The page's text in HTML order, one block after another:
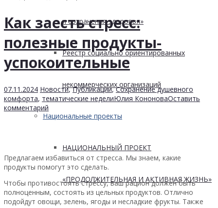
и сохранения здоровья»
Реестр социально ориентированных
некоммерческих организаций
Национальные проекты
НАЦИОНАЛЬНЫЙ ПРОЕКТ
«ПРОДОЛЖИТЕЛЬНАЯ И АКТИВНАЯ ЖИЗНЬ»
Как заесть стресс:
полезные продукты-
успокоительные
07.11.2024 Новости,Публикации,Сохранение душевного
комфорта, тематические неделиЮлия КононоваОставить
комментарий
Предлагаем избавиться от стресса. Мы знаем, какие
продукты помогут это сделать.
Чтобы противостоять стрессу, ваш рацион должен быть
полноценным, состоять из цельных продуктов. Отлично
подойдут овощи, зелень, ягоды и несладкие фрукты. Также